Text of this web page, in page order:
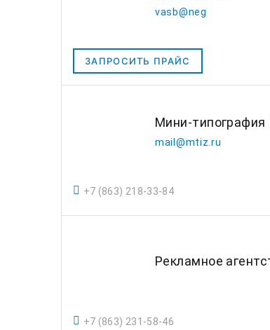
vasb@neg
ЗАПРОСИТЬ ПРАЙС
Мини-
mail@mtiz.ru
+7 (863) 218-33-84
Рекламное
+7 (863) 231-58-46